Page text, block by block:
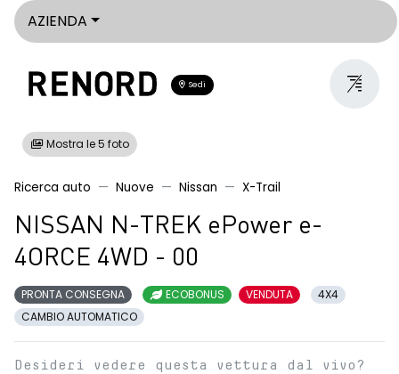
AZIENDA
Sedi
Mostra le 5 foto
Ricerca auto Nuove Nissan X-Trail
NISSAN N-TREK ePower e-
4ORCE 4WD - 00
PRONTA CONSEGNA ECOBONUS VENDUTA
4X4
CAMBIO AUTOMATICO
Desideri vedere questa vettura dal vivo?